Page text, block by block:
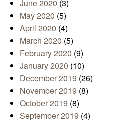
June 2020 (3)
May 2020 (5)
April 2020 (4)
March 2020 (5)
February 2020 (9)
January 2020 (10)
December 2019 (26)
November 2019 (8)
October 2019 (8)
September 2019 (4)